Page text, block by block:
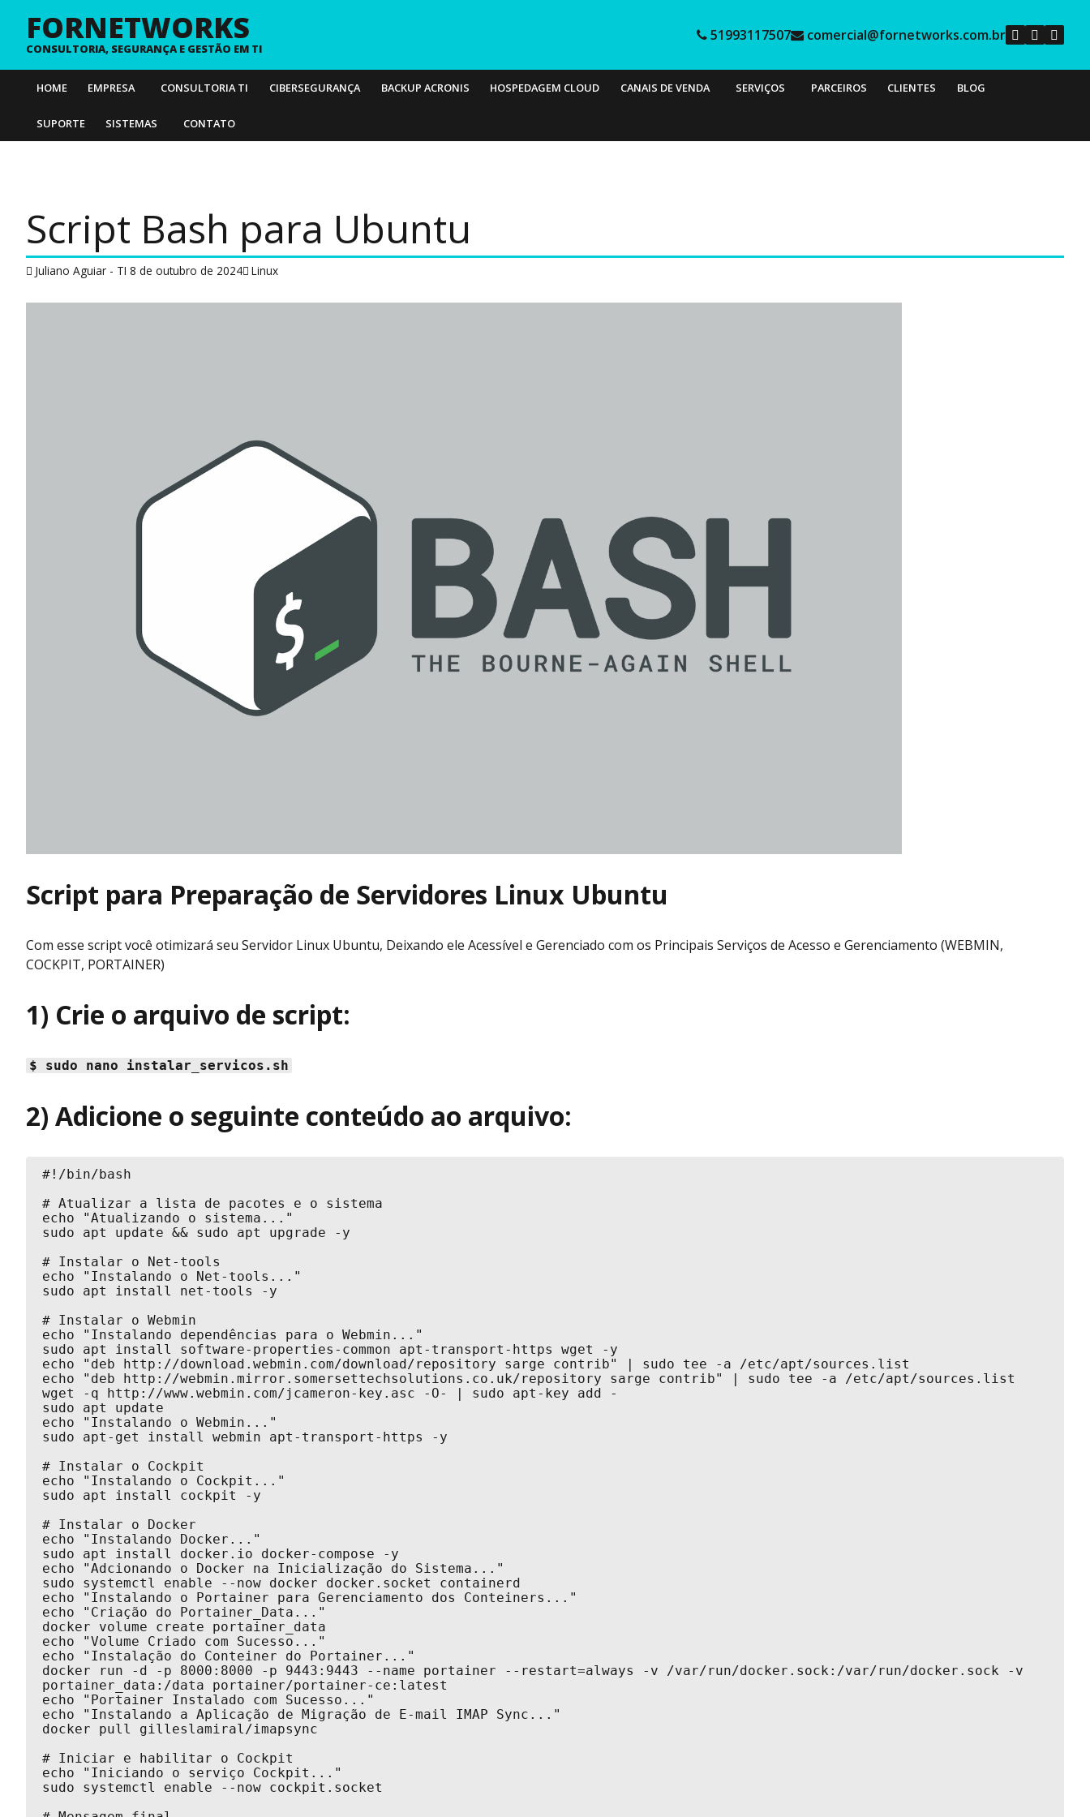
HOME EMPRESA CONSULTORIA TI CIBERSEGURANÇA BACKUP ACRONIS HOSPEDAGEM CLOUD CANAIS DE VENDA SERVIÇOS PARCEIROS CLIENTES BLOG
SUPORTE SISTEMAS CONTATO
FORNETWORKS
CONSULTORIA, SEGURANÇA E GESTÃO EM TI
51993117507 comercial@fornetworks.com.br
Script Bash para Ubuntu
Juliano Aguiar - TI 8 de outubro de 2024 Linux
Script para Preparação de Servidores Linux Ubuntu
Com esse script você otimizará seu Servidor Linux Ubuntu, Deixando ele Acessível e Gerenciado com os Principais Serviços de Acesso e Gerenciamento (WEBMIN,
COCKPIT, PORTAINER)
1) Crie o arquivo de script:
$ sudo nano instalar_servicos.sh
2) Adicione o seguinte conteúdo ao arquivo:
#!/bin/bash
# Atualizar a lista de pacotes e o sistema
echo "Atualizando o sistema..."
sudo apt update && sudo apt upgrade -y
# Instalar o Net-tools
echo "Instalando o Net-tools..."
sudo apt install net-tools -y
# Instalar o Webmin
echo "Instalando dependências para o Webmin..."
sudo apt install software-properties-common apt-transport-https wget -y
echo "deb http://download.webmin.com/download/repository sarge contrib" | sudo tee -a /etc/apt/sources.list
echo "deb http://webmin.mirror.somersettechsolutions.co.uk/repository sarge contrib" | sudo tee -a /etc/apt/sources.list
wget -q http://www.webmin.com/jcameron-key.asc -O- | sudo apt-key add -
sudo apt update
echo "Instalando o Webmin..."
sudo apt-get install webmin apt-transport-https -y
# Instalar o Cockpit
echo "Instalando o Cockpit..."
sudo apt install cockpit -y
# Instalar o Docker
echo "Instalando Docker..."
sudo apt install docker.io docker-compose -y
echo "Adcionando o Docker na Inicialização do Sistema..."
sudo systemctl enable --now docker docker.socket containerd
echo "Instalando o Portainer para Gerenciamento dos Conteiners..."
echo "Criação do Portainer_Data..."
docker volume create portainer_data
echo "Volume Criado com Sucesso..."
echo "Instalação do Conteiner do Portainer..."
docker run -d -p 8000:8000 -p 9443:9443 --name portainer --restart=always -v /var/run/docker.sock:/var/run/docker.sock -v
portainer_data:/data portainer/portainer-ce:latest
echo "Portainer Instalado com Sucesso..."
echo "Instalando a Aplicação de Migração de E-mail IMAP Sync..."
docker pull gilleslamiral/imapsync
# Iniciar e habilitar o Cockpit
echo "Iniciando o serviço Cockpit..."
sudo systemctl enable --now cockpit.socket